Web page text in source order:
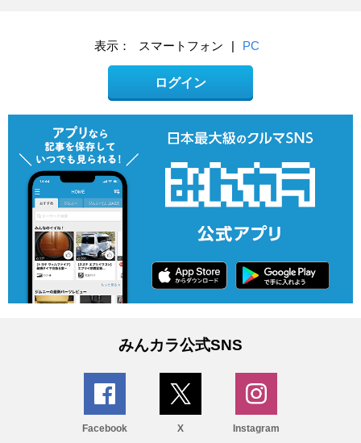
表示： スマートフォン | PC
ログイン
みんカラ公式SNS
Facebook X Instagram